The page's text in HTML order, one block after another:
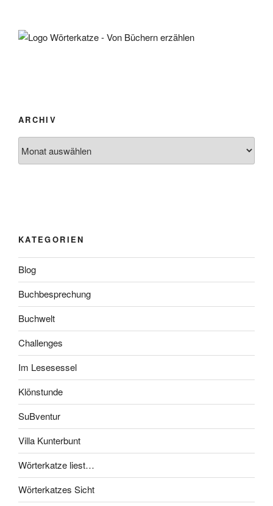
ARCHIV
KATEGORIEN
Blog
Buchbesprechung
Buchwelt
Challenges
Im Lesesessel
Klönstunde
SuBventur
Villa Kunterbunt
Wörterkatze liest…
Wörterkatzes Sicht